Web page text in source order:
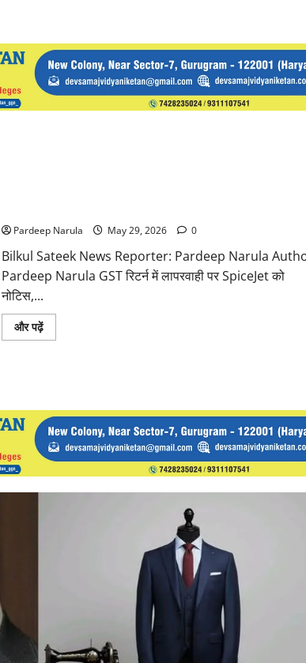
Pardeep Narula May 29, 2026 0
Bilkul Sateek News Reporter: Pardeep Narula
Pardeep Narula GST रिटर्न में लापरवाही पर SpiceJet को
नोटिस,...
और पढ़ेंRead
more
में
देरी
पर
SpiceJet
को
GST
Registration